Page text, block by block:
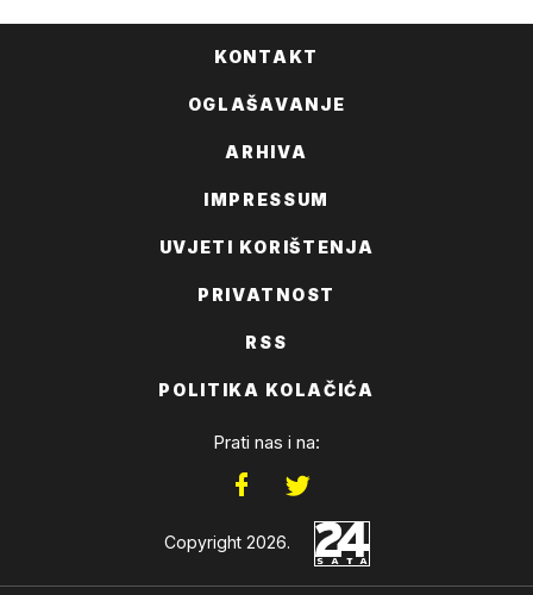
KONTAKT
OGLAŠAVANJE
ARHIVA
IMPRESSUM
UVJETI KORIŠTENJA
PRIVATNOST
RSS
POLITIKA KOLAČIĆA
Prati nas i na:
Copyright 2026.